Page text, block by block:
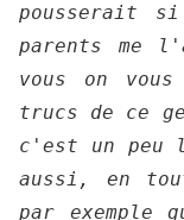
pousserait
parents me
vous on
trucs de ce
c'est un peu
aussi, en
par